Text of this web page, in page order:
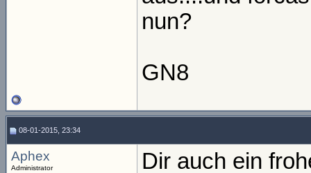
nun?
GN8
08-01-2015, 23:34
Aphex
Administrator Dir auch ein